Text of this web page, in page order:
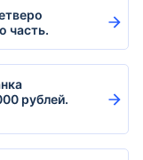
часть.
рублей.